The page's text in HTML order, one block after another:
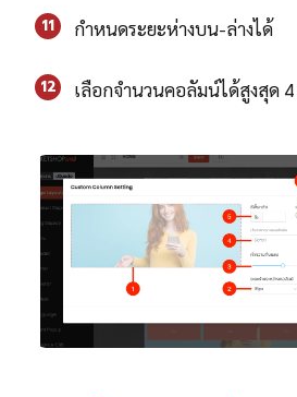
11 กำหนดระยะห่างบน-ล่างได้
12 เลือกจำนวนคอลัมน์ได้สูงสุด